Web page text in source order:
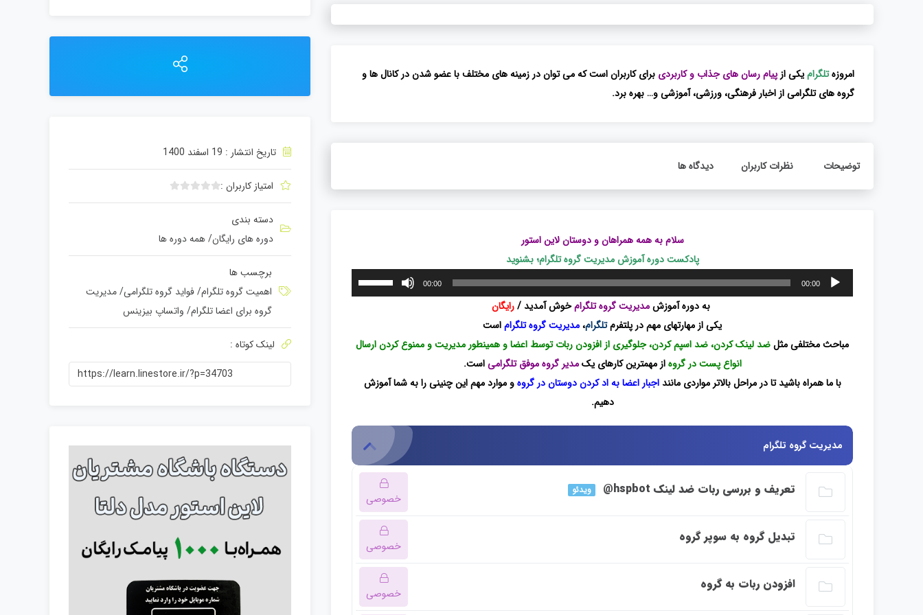
امروزهتلگرامیکی از پیام رسان های جذاب و کاربردی برای کاربران است که می توان در زمینه های مختلف با عضو شدن در کانال ها و
گروه های تلگرامی از اخبار فرهنگی، ورزشی، آموزشی و… بهره برد.
توضیحات نظرات کاربران دیدگاه ها
سلام به همه همراهان و دوستان لاین استور
پادکست دوره آموزش مدیریت گروه تلگرام؛ بشنوید
پخش‌کننده
صوت
00:00
00:00
برای
افزایش
به دوره آموزشمدیریت گروه تلگرامخوش آمدید /رایگان
یکی از مهارتهای مهم در پلتفرمتلگرام،مدیریت گروه تلگراماست
مباحث مختلفی مثلضد لینک کردن، ضد اسپم کردن، جلوگیری از افزودن ربات توسط اعضا و همینطور مدیریت و ممنوع کردن ارسال
انواع پست در گروهاز مهمترین کارهای یکمدیر گروه موفق تلگرامیاست.
با ما همراه باشید تا در مراحل بالاتر مواردی ماننداجبار اعضا به اد کردن دوستان در گروهو موارد مهم این چنینی را به شما آموزش
دهیم.
مدیریت گروه تلگرام
تعریف و بررسی ربات ضد لینک hspbot@ ویدئو
خصوصی
این بخش خصوصی می باشد. برای دسترسی کامل به دروس این دوره باید این دوره را خریداری نمایید.
تبدیل گروه به سوپر گروه
خصوصی
این بخش خصوصی می باشد. برای دسترسی کامل به دروس این دوره باید این دوره را خریداری نمایید.
افزودن ربات به گروه
خصوصی
تاریخ انتشار : 19 اسفند 1400
امتیاز کاربران :
ب
ن
ا
ت
ی
ا
ز
ا
ی
دسته بندی
دوره های رایگان/همه دوره ها
برچسب ها
اهمیت گروه تلگرام/فواید گروه تلگرامی/مدیریت
گروه برای اعضا تلگرام/ واتساپ بیزینس
لینک کوتاه :
https://learn.linestore.ir/?p=34703